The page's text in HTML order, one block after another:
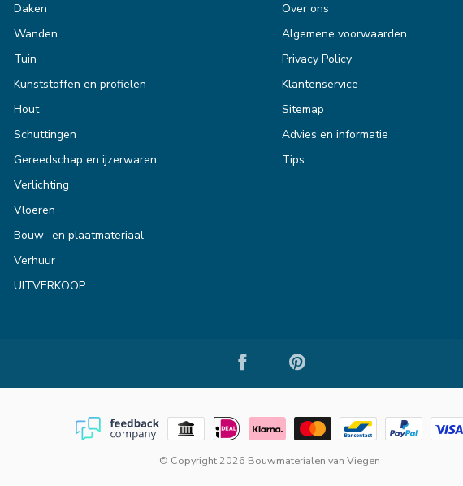
Daken
Wanden
Tuin
Kunststoffen en profielen
Hout
Schuttingen
Gereedschap en ijzerwaren
Verlichting
Vloeren
Bouw- en plaatmateriaal
Verhuur
UITVERKOOP
Over ons
Algemene voorwaarden
Privacy Policy
Klantenservice
Sitemap
Advies en informatie
Tips
© Copyright 2026 Bouwmaterialen van Viegen